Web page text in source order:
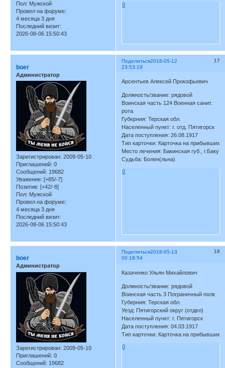
Пол: Мужской
Провел на форуме:
4 месяца 3 дня
Последний визит:
2026-08-06 15:50:43
0
Поделиться 17
2018-05-12
23:53:19
boer
Администратор
Зарегистрирован: 2009-05-10
Приглашений: 0
Сообщений: 19682
Уважение: [+85/-7]
Позитив: [+42/-8]
Пол: Мужской
Провел на форуме:
4 месяца 3 дня
Последний визит:
2026-08-06 15:50:43
Арсентьев Алексей Прокофьевич
Должность/звание: рядовой
Воинская часть 124 Военная санит.
рота
Губерния: Терская обл.
Населенный пункт: г. отд. Пятигорск
Дата поступления: 26.08.1917
Тип карточки: Карточка на прибывших
Место лечения: Бакинская губ., г.Баку
Судьба: Болен(льна)
0
Поделиться 18
2018-05-13
00:18:54
boer
Администратор
Зарегистрирован: 2009-05-10
Приглашений: 0
Сообщений: 19682
Казаченко Ульян Михайлович
Должность/звание: рядовой
Воинская часть 3 Пограничный полк
Губерния: Терская обл.
Уезд: Пятигорский округ (отдел)
Населенный пункт: г. Пятигорск
Дата поступления: 04.03.1917
Тип карточки: Карточка на прибывших
0